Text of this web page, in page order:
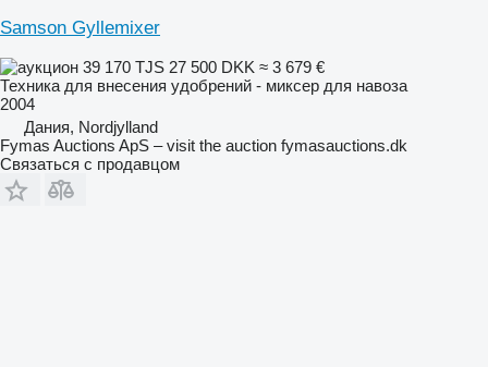
Samson Gyllemixer
39 170 TJS 27 500 DKK ≈ 3 679 €
Техника для внесения удобрений - миксер для навоза
2004
Дания, Nordjylland
Fymas Auctions ApS – visit the auction fymasauctions.dk
Связаться с продавцом